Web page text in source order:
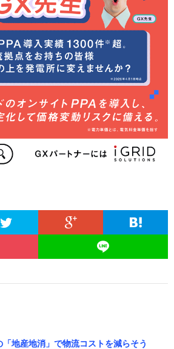
「地産地消」で物流コストを減らそう